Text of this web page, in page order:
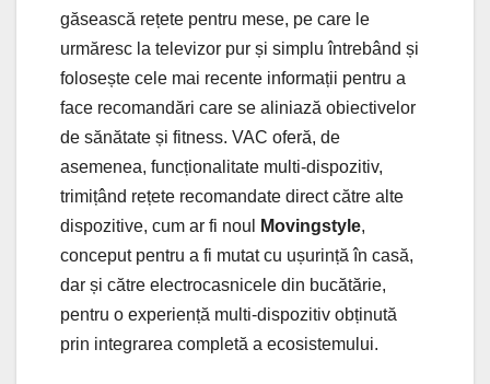
găsească rețete pentru mese, pe care le
urmăresc la televizor pur și simplu întrebând și
folosește cele mai recente informații pentru a
face recomandări care se aliniază obiectivelor
de sănătate și fitness. VAC oferă, de
asemenea, funcționalitate multi-dispozitiv,
trimițând rețete recomandate direct către alte
dispozitive, cum ar fi noul
Movingstyle,
conceput pentru a fi mutat cu ușurință în casă,
dar și către electrocasnicele din bucătărie,
pentru o experiență multi-dispozitiv obținută
prin integrarea completă a ecosistemului.